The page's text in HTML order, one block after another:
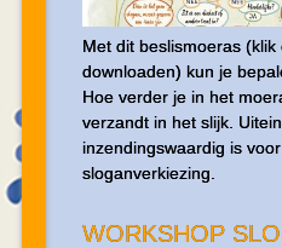
Met dit beslismoeras
downloaden) kun je
Hoe verder je in het
verzandt in het slijk.
inzendingswaardig is
sloganverkiezing.
WORKSHOP